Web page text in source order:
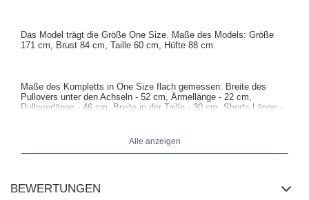
Das Model trägt die Größe One Size. Maße des Models: Größe
171 cm, Brust 84 cm, Taille 60 cm, Hüfte 88 cm.
Maße des Kompletts in One Size flach gemessen: Breite des
Pullovers unter den Achseln - 52 cm, Ärmellänge - 22 cm,
Pulloverlänge - 46 cm, Breite in der Taille - 30 cm, Shorts-Länge -
Alle anzeigen
BEWERTUNGEN